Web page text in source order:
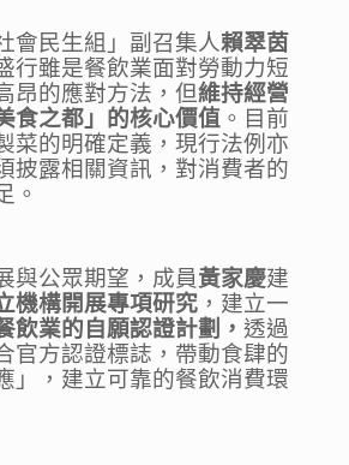
會民生組」副召集人賴翠茵
行雖是餐飲業面對勞動力短
昂的應對方法，但維持經營
食之都」的核心價值 。目前
菜的明確定義，現行法例亦
披露相關資訊，對消費者的
。
與公眾期望，成員黃家慶建
機構開展專項研究 ，建立一
飲業的自願認證計劃，透過
官方認證標誌，帶動食肆的
」，建立可靠的餐飲消費環